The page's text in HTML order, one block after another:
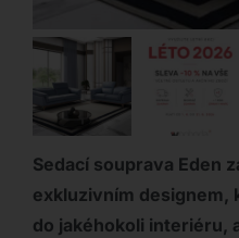
Sedací souprava Eden
exkluzivním designem,
do jakéhokoli interiéru,